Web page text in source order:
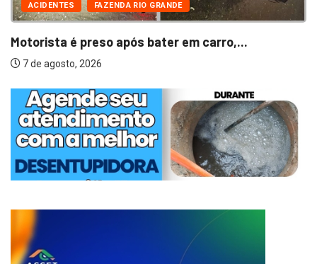
ACIDENTES FAZENDA RIO GRANDE
Motorista é preso após bater em carro,...
7 de agosto, 2026